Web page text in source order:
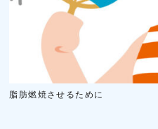
脂肪燃焼させるために